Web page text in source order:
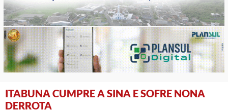
ITABUNA CUMPRE A SINA E SOFRE NONA
DERROTA